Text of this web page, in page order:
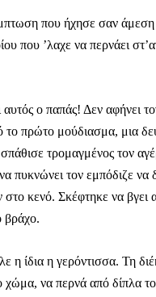
που ήχησε σαν
που ’λαχε να περνάει
αυτός ο παπάς! Δεν
πρώτο μούδιασμα, μια
τρομαγμένος τον
πυκνώνει τον εμπόδιζε
στο κενό. Σκέφτηκε να
βράχο.
η ίδια η γερόντισσα. Τη
χώμα, να περνά από δίπλα